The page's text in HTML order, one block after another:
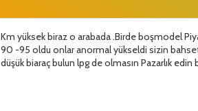
Km yüksek biraz o arabada .Birde boşmodel
90 -95 oldu onlar anormal yükseldi sizin
düşük biaraç bulun lpg de olmasın Pazarlık edin